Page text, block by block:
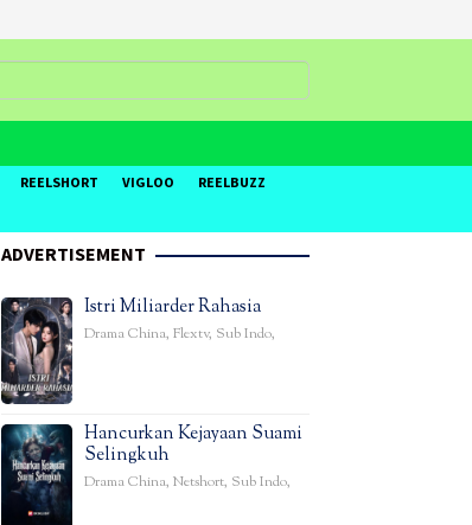
REELSHORT VIGLOO
REELBUZZ
ADVERTISEMENT
Istri Miliarder Rahasia
Drama China, Flextv, Sub Indo,
Hancurkan Kejayaan Suami
Selingkuh
Drama China, Netshort, Sub Indo,